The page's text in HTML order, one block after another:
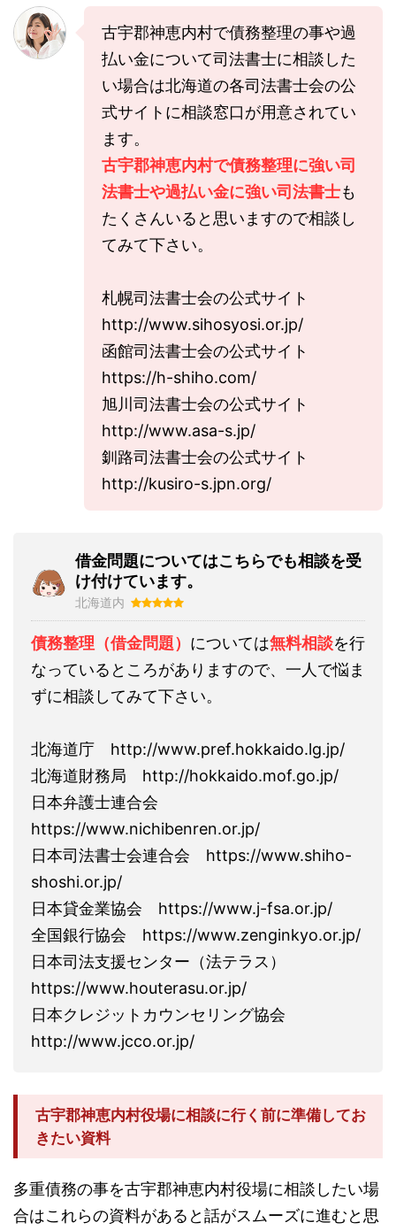
古宇郡神恵内村で債務整理の事や過
払い金について司法書士に相談した
い場合は北海道の各司法書士会の公
式サイトに相談窓口が用意されてい
ます。
古宇郡神恵内村で債務整理に強い司
法書士や過払い金に強い司法書士も
たくさんいると思いますので相談し
てみて下さい。
札幌司法書士会の公式サイト
http://www.sihosyosi.or.jp/
函館司法書士会の公式サイト
https://h-shiho.com/
旭川司法書士会の公式サイト
http://www.asa-s.jp/
釧路司法書士会の公式サイト
http://kusiro-s.jpn.org/
借金問題についてはこちらでも相談を受
け付けています。
北海道内
債務整理（借金問題） については無料相談を行
なっているところがありますので、一人で悩ま
ずに相談してみて下さい。
北海道庁 http://www.pref.hokkaido.lg.jp/
北海道財務局 http://hokkaido.mof.go.jp/
日本弁護士連合会
https://www.nichibenren.or.jp/
日本司法書士会連合会 https://www.shiho-
shoshi.or.jp/
日本貸金業協会 https://www.j-fsa.or.jp/
全国銀行協会 https://www.zenginkyo.or.jp/
日本司法支援センター（法テラス）
https://www.houterasu.or.jp/
日本クレジットカウンセリング協会
http://www.jcco.or.jp/
古宇郡神恵内村役場に相談に行く前に準備してお
きたい資料
多重債務の事を古宇郡神恵内村役場に相談したい場
合はこれらの資料があると話がスムーズに進むと思